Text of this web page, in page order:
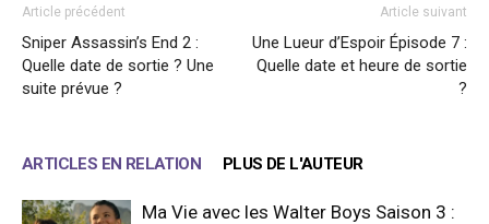
Article précédent
Sniper Assassin’s End 2 :
Quelle date de sortie ? Une
suite prévue ?
Article suivant
Une Lueur d’Espoir Épisode 7 :
Quelle date et heure de sortie
?
ARTICLES EN RELATION PLUS DE L'AUTEUR
Ma Vie avec les Walter Boys Saison 3 :